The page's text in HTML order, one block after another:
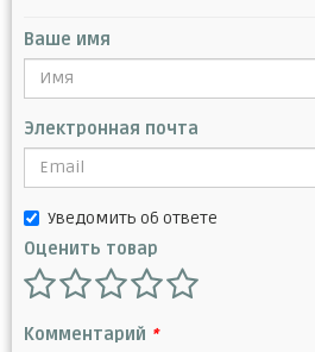
Ваше имя
Электронная почта
Уведомить об ответе
Оценить товар
Комментарий *